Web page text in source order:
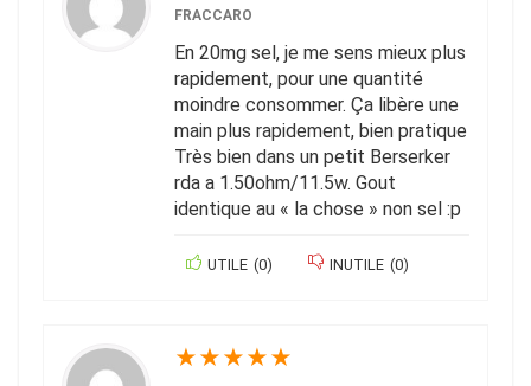
FRACCARO
En 20mg sel, je me sens mieux plus
rapidement, pour une quantité
moindre consommer. Ça libère une
main plus rapidement, bien pratique
Très bien dans un petit Berserker
rda a 1.50ohm/11.5w. Gout
identique au « la chose » non sel :p
UTILE (0) INUTILE (0)
★★★★★